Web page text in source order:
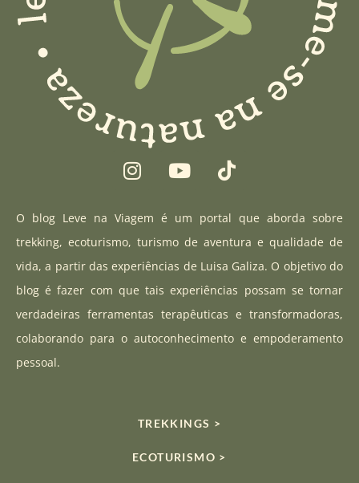
I
n
t
a
g
a
m
Y
o
t
u
b
T
i
t
o
k
O blog Leve na Viagem é um portal que aborda sobre
trekking, ecoturismo, turismo de aventura e qualidade de
vida, a partir das experiências de Luisa Galiza. O objetivo do
blog é fazer com que tais experiências possam se tornar
verdadeiras ferramentas terapêuticas e transformadoras,
colaborando para o autoconhecimento e empoderamento
pessoal.
TREKKINGS >
ECOTURISMO >